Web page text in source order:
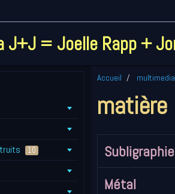
J+J = Joelle Rapp +
Accueil multimedia
matière
Métal
10